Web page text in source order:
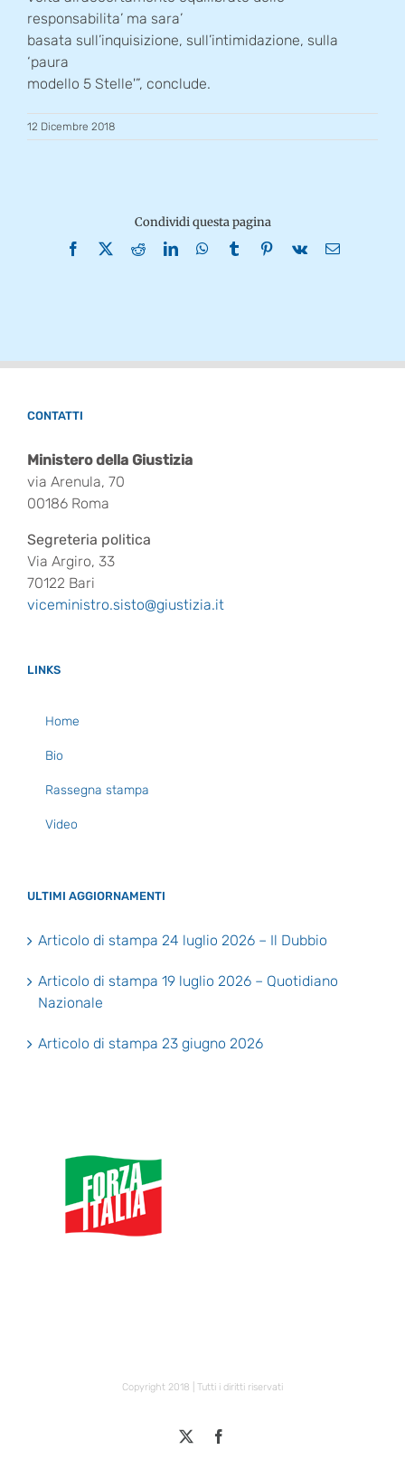
responsabilita’ ma sara’
basata sull’inquisizione, sull’intimidazione, sulla
‘paura
modello 5 Stelle'”, conclude.
12 Dicembre 2018
Condividi questa pagina
Facebook
X RedditLinkedInWhatsApp
TumblrPinterest
Vk Email
CONTATTI
Ministero della Giustizia
via Arenula, 70
00186 Roma
Segreteria politica
Via Argiro, 33
70122 Bari
viceministro.sisto@giustizia.it
LINKS
Home
Bio
Rassegna stampa
Video
ULTIMI AGGIORNAMENTI
Articolo di stampa 24 luglio 2026 – Il Dubbio
Articolo di stampa 19 luglio 2026 – Quotidiano
Nazionale
Articolo di stampa 23 giugno 2026
Copyright 2018 | Tutti i diritti riservati